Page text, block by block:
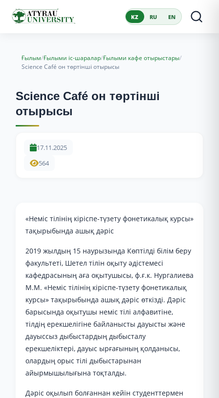
KZ RU EN
Ғылым/Ғылыми іс-шаралар/Ғылыми кафе отырыстары/
Science Café он төртінші отырысы
Science Café он төртінші
отырысы
17.11.2025
564
«Неміс тілінің кіріспе-түзету фонетикалық курсы»
тақырыбында ашық дәріс
2019 жылдың 15 наурызында Көптілді білім беру
факультеті, Шетел тілін оқыту әдістемесі
кафедрасының аға оқытушысы, ф.ғ.к. Нургалиева
М.М. «Неміс тілінің кіріспе-түзету фонетикалық
курсы» тақырыбында ашық дәріс өткізді. Дәріс
барысында оқытушы неміс тілі алфавитіне,
тілдің ерекшелігіне байланысты дауысты және
дауыссыз дыбыстардың дыбысталу
ерекшеліктері, дауыс ырғағының қолданысы,
олардың орыс тілі дыбыстарынан
айырмышылығына тоқталды.
Дәріс оқылып болғаннан кейін студенттермен